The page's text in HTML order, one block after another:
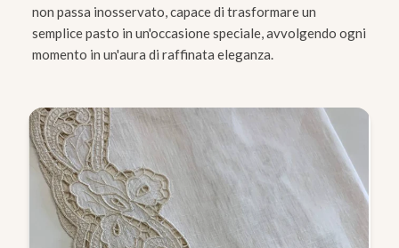
non passa inosservato, capace di trasformare un
semplice pasto in un'occasione speciale, avvolgendo ogni
momento in un'aura di raffinata eleganza.